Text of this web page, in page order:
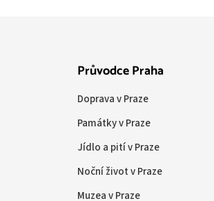
Průvodce Praha
Doprava v Praze
Památky v Praze
Jídlo a pití v Praze
Noční život v Praze
Muzea v Praze